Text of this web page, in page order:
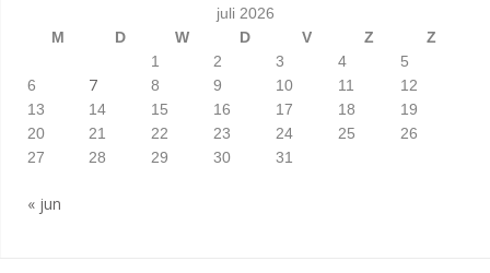
juli 2026
M
D W D V Z
Z
1
2 3 4
5
6
7 8 9 10 11
12
13
14 15 16 17 18
19
20
21 22 23 24 25
26
27
28 29 30 31
« jun